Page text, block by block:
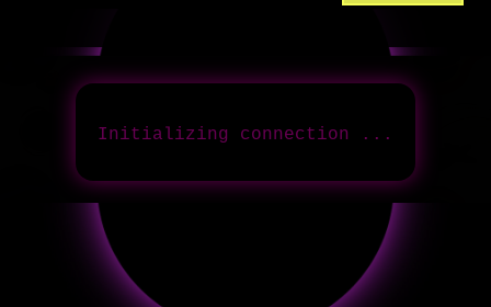
Initializing connection ...